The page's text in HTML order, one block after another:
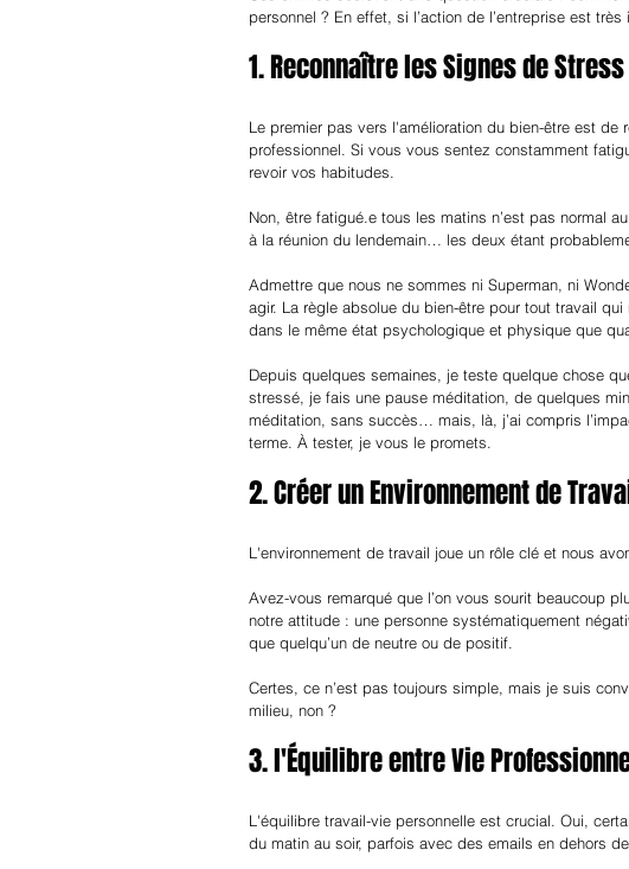
personnel ? En effet, si l’action de l’entreprise est
1. Reconnaître les Signes de
Le premier pas vers l'amélioration du bien-être est
professionnel. Si vous vous sentez constamment
revoir vos habitudes.
Non, être fatigué.e tous les matins n’est pas normal
à la réunion du lendemain… les deux étant
Admettre que nous ne sommes ni Superman, ni
agir. La règle absolue du bien-être pour tout travail
dans le même état psychologique et physique que
Depuis quelques semaines, je teste quelque chose
stressé, je fais une pause méditation, de quelques
méditation, sans succès… mais, là, j’ai compris
terme. À tester, je vous le promets.
2. Créer un Environnement de
L'environnement de travail joue un rôle clé et nous
Avez-vous remarqué que l’on vous sourit beaucoup
notre attitude : une personne systématiquement
que quelqu’un de neutre ou de positif.
Certes, ce n’est pas toujours simple, mais je suis
milieu, non ?
3. l'Équilibre entre Vie
L'équilibre travail-vie personnelle est crucial. Oui,
du matin au soir, parfois avec des emails en dehors